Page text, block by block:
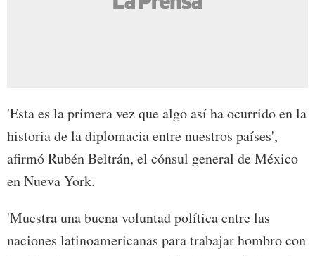
'Esta es la primera vez que algo así ha ocurrido en la
historia de la diplomacia entre nuestros países',
afirmó Rubén Beltrán, el cónsul general de México
en Nueva York.
'Muestra una buena voluntad política entre las
naciones latinoamericanas para trabajar hombro con